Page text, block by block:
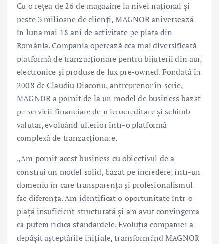
Cu o rețea de 26 de magazine la nivel național și
peste 3 milioane de clienți, MAGNOR aniversează
în luna mai 18 ani de activitate pe piața din
România. Compania operează cea mai diversificată
platformă de tranzacționare pentru bijuterii din aur,
electronice și produse de lux pre-owned. Fondată în
2008 de Claudiu Diaconu, antreprenor în serie,
MAGNOR a pornit de la un model de business bazat
pe servicii financiare de microcreditare și schimb
valutar, evoluând ulterior într-o platformă
complexă de tranzacționare.
„Am pornit acest business cu obiectivul de a
construi un model solid, bazat pe încredere, într-un
domeniu în care transparența și profesionalismul
fac diferența. Am identificat o oportunitate într-o
piață insuficient structurată și am avut convingerea
că putem ridica standardele. Evoluția companiei a
depășit așteptările inițiale, transformând MAGNOR